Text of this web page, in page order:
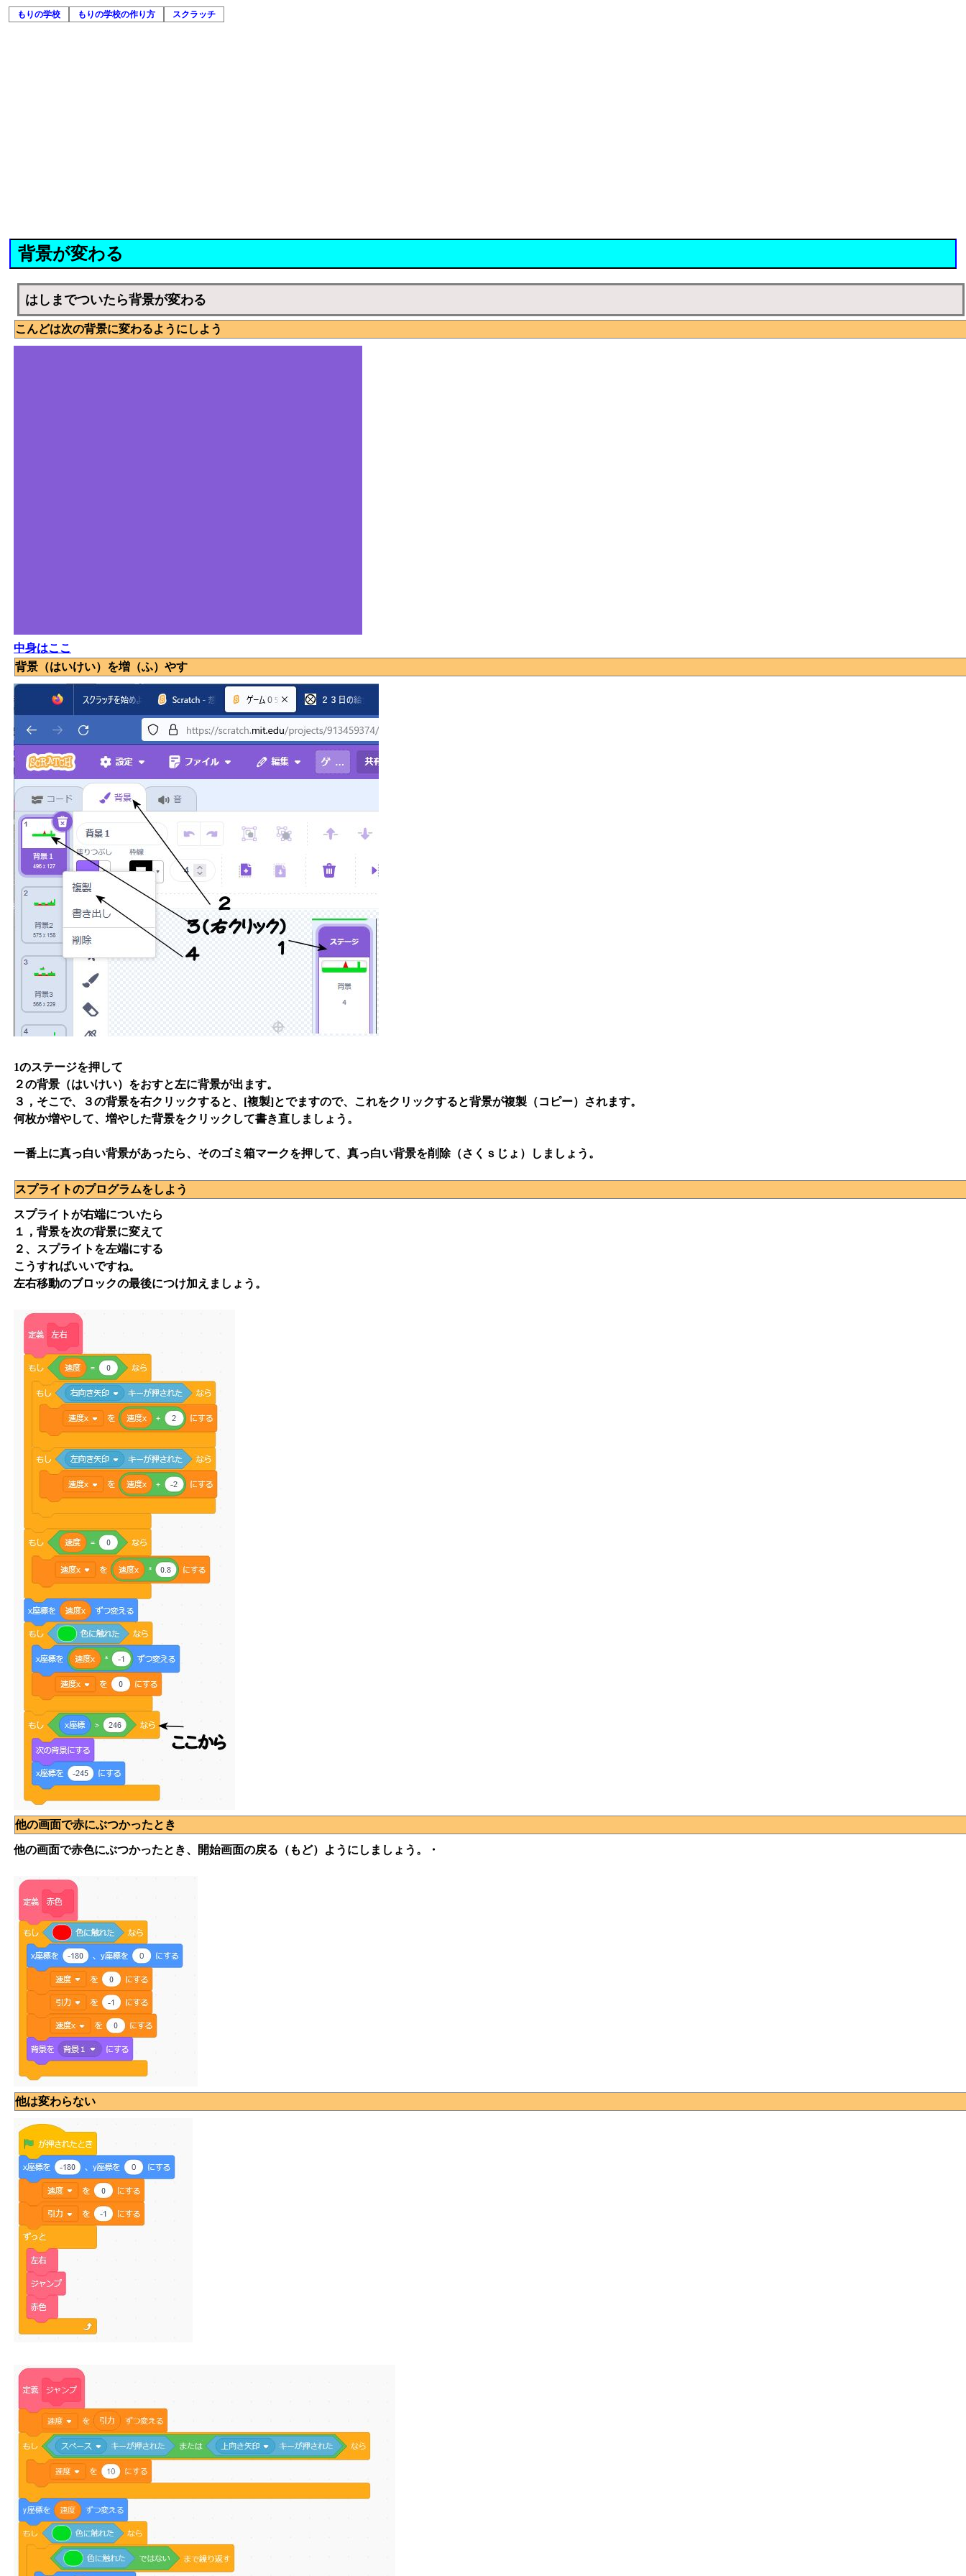
もりの学校 もりの学校の作り方 スクラッチ
背景が変わる
はしまでついたら背景が変わる
こんどは次の背景に変わるようにしよう
中身はここ
背景（はいけい）を増（ふ）やす
1のステージを押して
２の背景（はいけい）をおすと左に背景が出ます。
３，そこで、３の背景を右クリックすると、[複製]とでますので、これをクリックすると背景が複製（コピー）されます。
何枚か増やして、増やした背景をクリックして書き直しましょう。
一番上に真っ白い背景があったら、そのゴミ箱マークを押して、真っ白い背景を削除（さくｓじょ）しましょう。
スプライトのプログラムをしよう
スプライトが右端についたら
１，背景を次の背景に変えて
２、スプライトを左端にする
こうすればいいですね。
左右移動のブロックの最後につけ加えましょう。
他の画面で赤にぶつかったとき
他の画面で赤色にぶつかったとき、開始画面の戻る（もど）ようにしましょう。・
他は変わらない